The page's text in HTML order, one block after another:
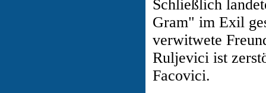
Schließlich
Gram" im Exil
verwitwete
Ruljevici ist
Facovici.